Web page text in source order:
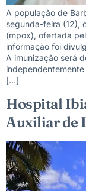
A população de
segunda-feira (12),
(mpox), ofertada
informação foi
A imunização será
[…]
Hospital
Auxiliar de